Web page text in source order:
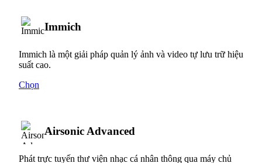
Immich
Immich là một giải pháp quản lý ảnh và video tự lưu trữ hiệu
suất cao.
Chọn
Airsonic Advanced
Phát trực tuyến thư viện nhạc cá nhân thông qua máy chủ